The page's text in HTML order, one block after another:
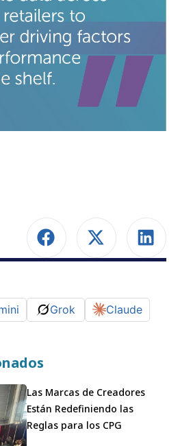
Grok
Claude
Las Marcas de Creadores
Están Redefiniendo las
Reglas para los CPG